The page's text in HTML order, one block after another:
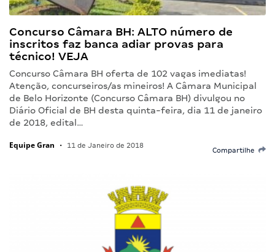
Concurso Câmara BH: ALTO número de
inscritos faz banca adiar provas para
técnico! VEJA
Concurso Câmara BH oferta de 102 vagas imediatas!
Atenção, concurseiros/as mineiros! A Câmara Municipal
de Belo Horizonte (Concurso Câmara BH) divulgou no
Diário Oficial de BH desta quinta-feira, dia 11 de janeiro
de 2018, edital…
Equipe Gran • 11 de Janeiro de 2018
Compartilhe